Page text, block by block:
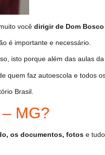
você dirigir de Dom
é importante e necessário.
isto porque além das aulas
quem faz autoescola e todos
Brasil.
MG?
os documentos, fotos e